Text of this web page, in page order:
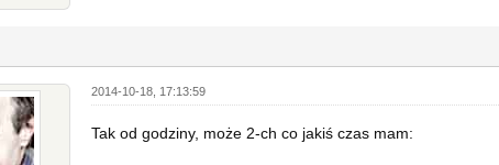
2014-10-18, 17:13:59
Tak od godziny, może 2-ch co jakiś czas mam: